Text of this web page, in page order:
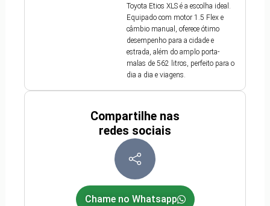
Toyota Etios XLS é a escolha ideal.
Equipado com motor 1.5 Flex e
câmbio manual, oferece ótimo
desempenho para a cidade e
estrada, além do amplo porta-
malas de 562 litros, perfeito para o
dia a dia e viagens.
Compartilhe nas
redes sociais
Chame no Whatsapp